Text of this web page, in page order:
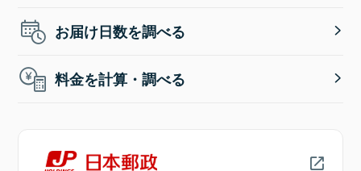
お届け日数を調べる
料金を計算・調べる